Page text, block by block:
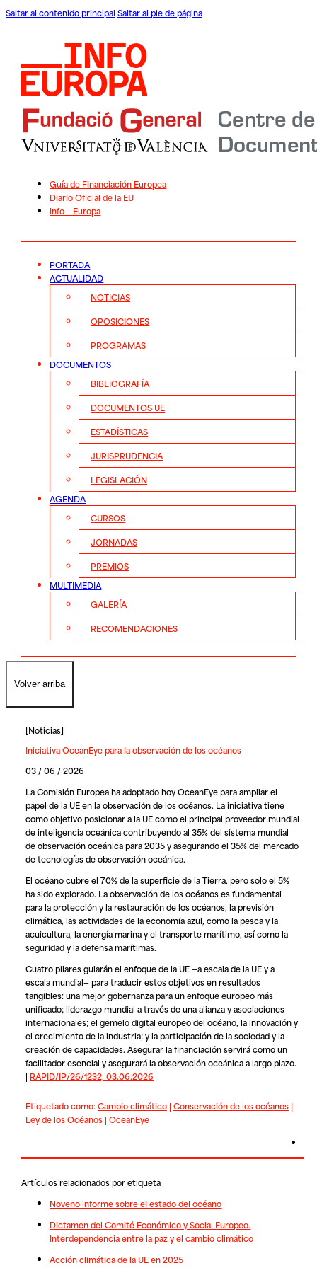
Saltar al contenido principal Saltar al pie de página
Guía de Financiación Europea
Diario Oficial de la EU
Info – Europa
PORTADA
ACTUALIDAD
NOTICIAS
OPOSICIONES
PROGRAMAS
DOCUMENTOS
BIBLIOGRAFÍA
DOCUMENTOS UE
ESTADÍSTICAS
JURISPRUDENCIA
LEGISLACIÓN
AGENDA
CURSOS
JORNADAS
PREMIOS
MULTIMEDIA
GALERÍA
RECOMENDACIONES
Volver arriba
[Noticias]
Iniciativa OceanEye para la observación de los océanos
03 / 06 / 2026
La Comisión Europea ha adoptado hoyOceanEyepara ampliar el
papel de la UE en la observación de los océanos. La iniciativa tiene
como objetivo posicionar a la UE como el principal proveedor mundial
de inteligencia oceánica contribuyendo al 35% del sistema mundial
de observación oceánica para 2035 y asegurando el 35% del mercado
de tecnologías de observación oceánica.
El océano cubre el 70% de la superficie de la Tierra, pero solo el 5%
ha sido explorado. La observación de los océanos es fundamental
para la protección y la restauración de los océanos, la previsión
climática, las actividades de la economía azul, como la pesca y la
acuicultura, la energía marina y el transporte marítimo, así como la
seguridad y la defensa marítimas.
Cuatro pilares guiarán el enfoque de la UE —a escala de la UE y a
escala mundial— para traducir estos objetivos en resultados
tangibles: una mejor gobernanza para un enfoque europeo más
unificado; liderazgo mundial a través de una alianza y asociaciones
internacionales; el gemelo digital europeo del océano, la innovación y
el crecimiento de la industria; y la participación de la sociedad y la
creación de capacidades. Asegurar la financiación servirá como un
facilitador esencial y asegurará la observación oceánica a largo plazo.
| RAPID/IP/26/1232, 03.06.2026
Etiquetado como:Cambio climático| Conservación de los océanos|
Ley de los Océanos| OceanEye
Artículos relacionados por etiqueta
Noveno informe sobre el estado del océano
Dictamen del Comité Económico y Social Europeo.
Interdependencia entre la paz y el cambio climático
Acción climática de la UE en 2025